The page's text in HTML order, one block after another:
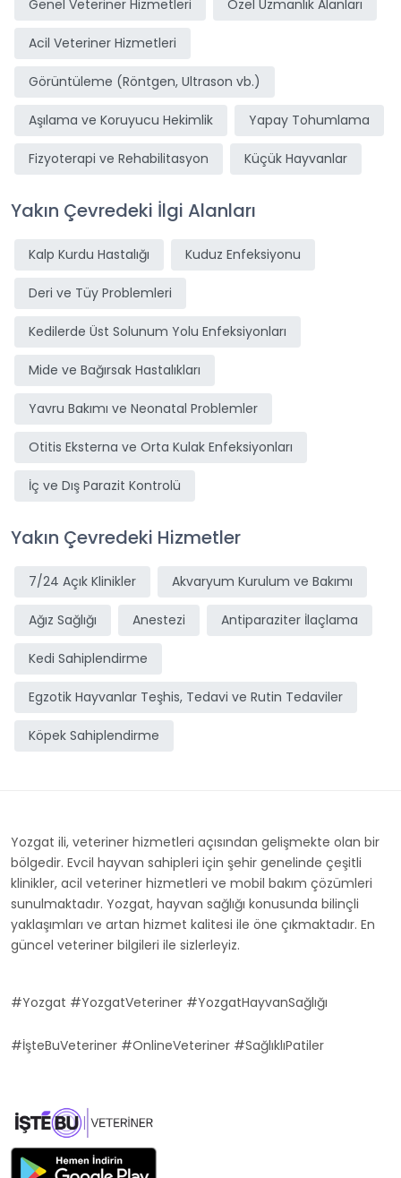
Genel Veteriner Hizmetleri Özel Uzmanlık Alanları
Acil Veteriner Hizmetleri
Görüntüleme (Röntgen, Ultrason vb.)
Aşılama ve Koruyucu Hekimlik Yapay Tohumlama
Fizyoterapi ve Rehabilitasyon Küçük Hayvanlar
Yakın Çevredeki İlgi Alanları
Kalp Kurdu Hastalığı Kuduz Enfeksiyonu
Deri ve Tüy Problemleri
Kedilerde Üst Solunum Yolu Enfeksiyonları
Mide ve Bağırsak Hastalıkları
Yavru Bakımı ve Neonatal Problemler
Otitis Eksterna ve Orta Kulak Enfeksiyonları
İç ve Dış Parazit Kontrolü
Yakın Çevredeki Hizmetler
7/24 Açık Klinikler Akvaryum Kurulum ve Bakımı
Ağız Sağlığı Anestezi Antiparaziter İlaçlama
Kedi Sahiplendirme
Egzotik Hayvanlar Teşhis, Tedavi ve Rutin Tedaviler
Köpek Sahiplendirme
Yozgat ili, veteriner hizmetleri açısından gelişmekte olan bir
bölgedir. Evcil hayvan sahipleri için şehir genelinde çeşitli
klinikler, acil veteriner hizmetleri ve mobil bakım çözümleri
sunulmaktadır. Yozgat, hayvan sağlığı konusunda bilinçli
yaklaşımları ve artan hizmet kalitesi ile öne çıkmaktadır. En
güncel veteriner bilgileri ile sizlerleyiz.
#Yozgat #YozgatVeteriner #YozgatHayvanSağlığı
#İşteBuVeteriner #OnlineVeteriner #SağlıklıPatiler